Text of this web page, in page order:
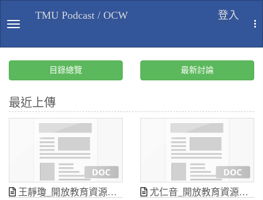
登入
TMU Podcast / OCW
目錄總覽 最新討論
最近上傳
王靜瓊_開放教育資源於正式課程中的導入與應用 尤仁音_開放教育資源於正式課程中的導入與應用